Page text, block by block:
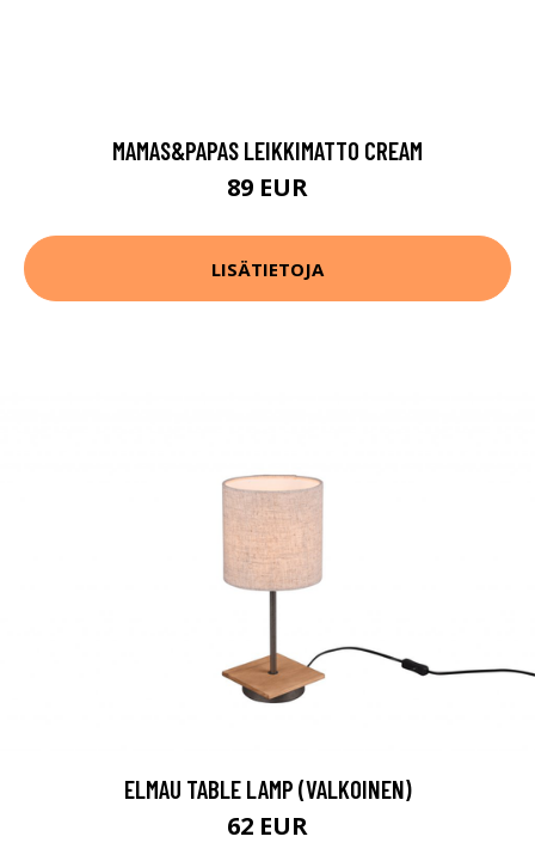
MAMAS&PAPAS LEIKKIMATTO CREAM
89 EUR
LISÄTIETOJA
ELMAU TABLE LAMP (VALKOINEN)
62 EUR